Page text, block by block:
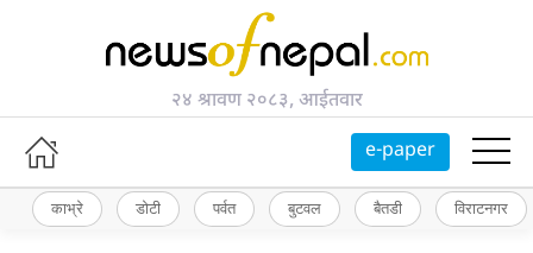
२४ श्रावण २०८३, आईतवार
e-paper
काभ्रे डोटी पर्वत बुटवल बैतडी विराटनगर